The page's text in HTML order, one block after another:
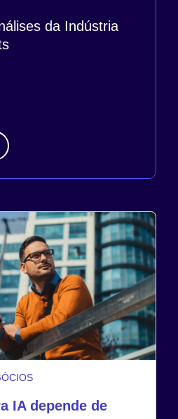
da Indústria
IA depende de